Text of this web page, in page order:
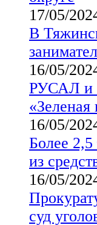
17/05/
В
16/05/
РУСАЛ и
«Зеленая
16/05/
Более
из
16/05/
суд